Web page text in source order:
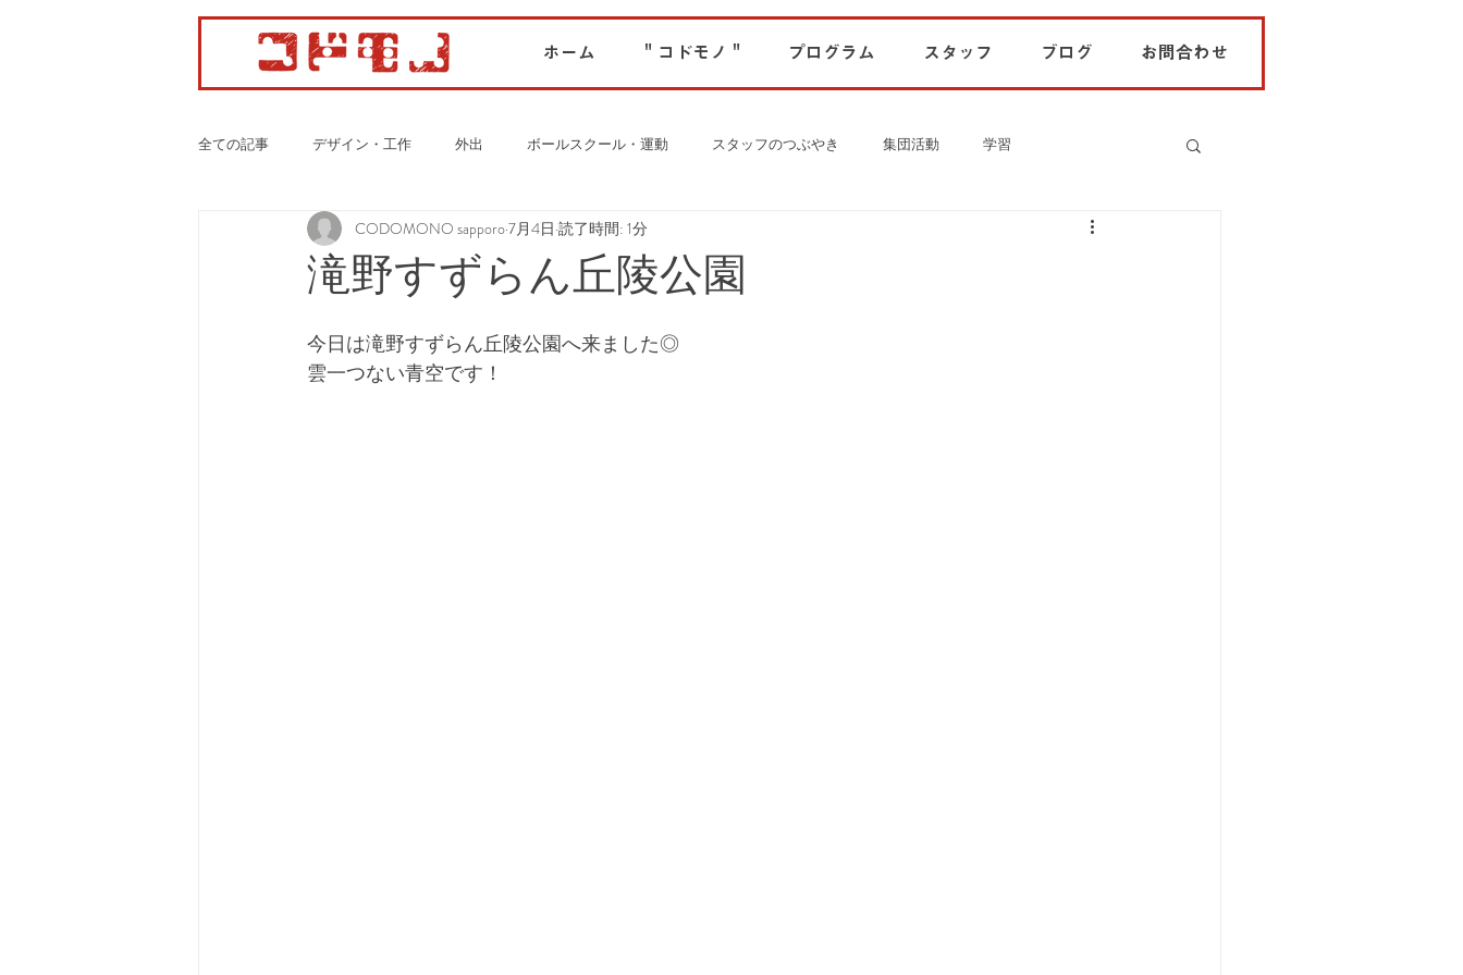
ホーム " コドモノ " プログラム スタッフ ブログ お問合わせ
全ての記事 デザイン・工作 外出 ボールスクール・運動 スタッフのつぶやき 集団活動 学習
カーディオ・ボクササイズ
滝野すずらん丘陵公園
CODOMONO sapporo7月4日 読了時間: 1分
今日は滝野すずらん丘陵公園へ来ました◎
雲一つない青空です！